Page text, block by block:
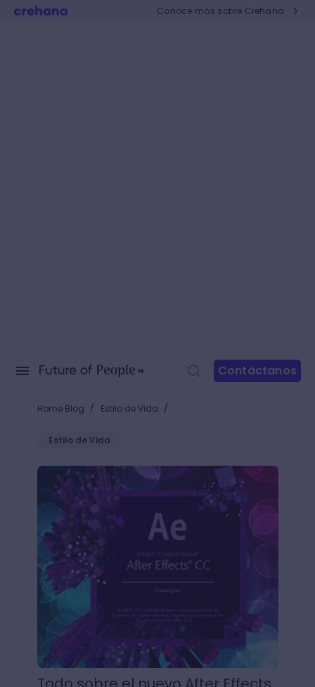
Conoce más sobre Crehana
Contáctanos
Home Blog / Estilo de Vida /
Estilo de Vida
Todo sobre el nuevo After Effects full CC ¡Anímate